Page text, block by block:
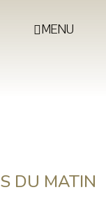
MENU
DU MATIN